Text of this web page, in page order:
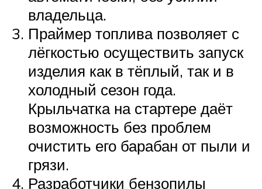
владельца.
Праймер топлива позволяет с
лёгкостью осуществить запуск
изделия как в тёплый, так и в
холодный сезон года.
Крыльчатка на стартере даёт
возможность без проблем
очистить его барабан от пыли и
грязи.
Разработчики бензопилы